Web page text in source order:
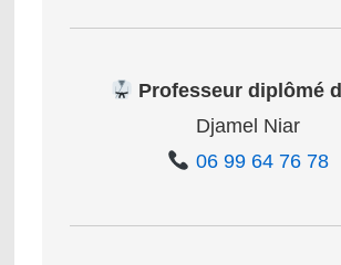
Professeur diplômé
Djamel Niar
06 99 64 76 78